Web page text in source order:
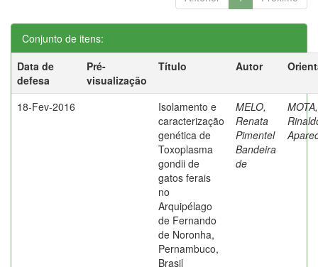
Conjunto de itens:
Data de
defesa
Pré-
visualização
Título Autor
18-Fev-2016
Isolamento e
caracterização
genética de
Toxoplasma
gondii de
gatos ferais
no
Arquipélago
de Fernando
de Noronha,
Pernambuco,
Brasil
MELO,
Renata
Pimentel
Bandeira
de
MOTA,